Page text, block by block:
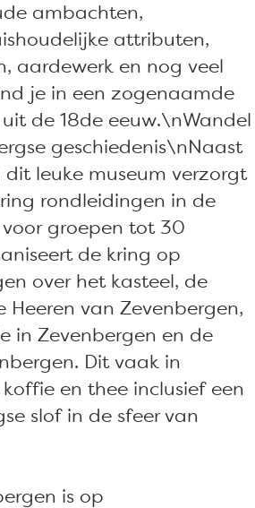
ambachten,
attributen,
aardewerk en nog veel
je in een zogenaamde
de 18de eeuw.\nWandel
geschiedenis\nNaast
leuke museum verzorgt
rondleidingen in de
groepen tot 30
de kring op
over het kasteel, de
Heeren van Zevenbergen,
in Zevenbergen en de
Dit vaak in
en thee inclusief een
slof in de sfeer van
is op